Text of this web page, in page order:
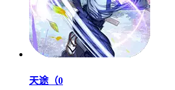
天途（0